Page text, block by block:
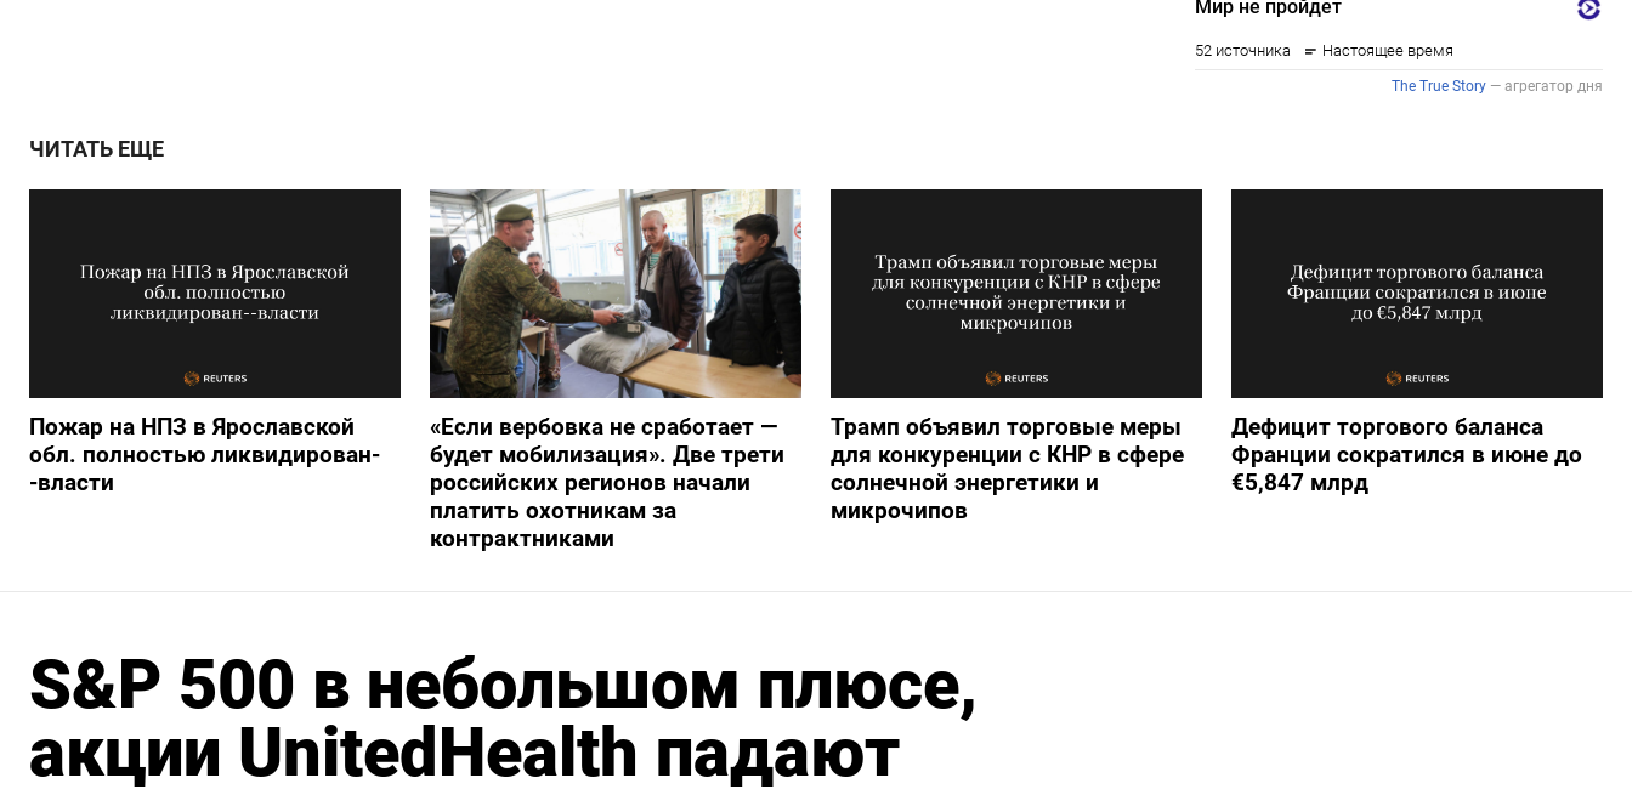
ЧИТАТЬ ЕЩЕ
Пожар на НПЗ в Ярославской
обл. полностью ликвидирован-
-власти
«Если вербовка не сработает —
будет мобилизация». Две трети
российских регионов начали
платить охотникам за
контрактниками
Трамп объявил торговые меры
для конкуренции с КНР в сфере
солнечной энергетики и
микрочипов
Дефицит торгового баланса
Франции сократился в июне до
€5,847 млрд
S&P 500 в небольшом плюсе,
акции UnitedHealth падают